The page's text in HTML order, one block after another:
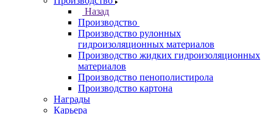
Назад
Производство
Производство рулонных
гидроизоляционных материалов
Производство жидких гидроизоляционных
материалов
Производство пенополистирола
Производство картона
Награды
Карьера